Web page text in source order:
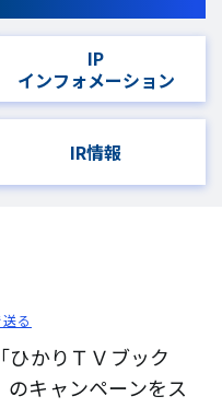
IP
インフォメーション
IR情報
かりＴＶブック
のキャンペーンをス